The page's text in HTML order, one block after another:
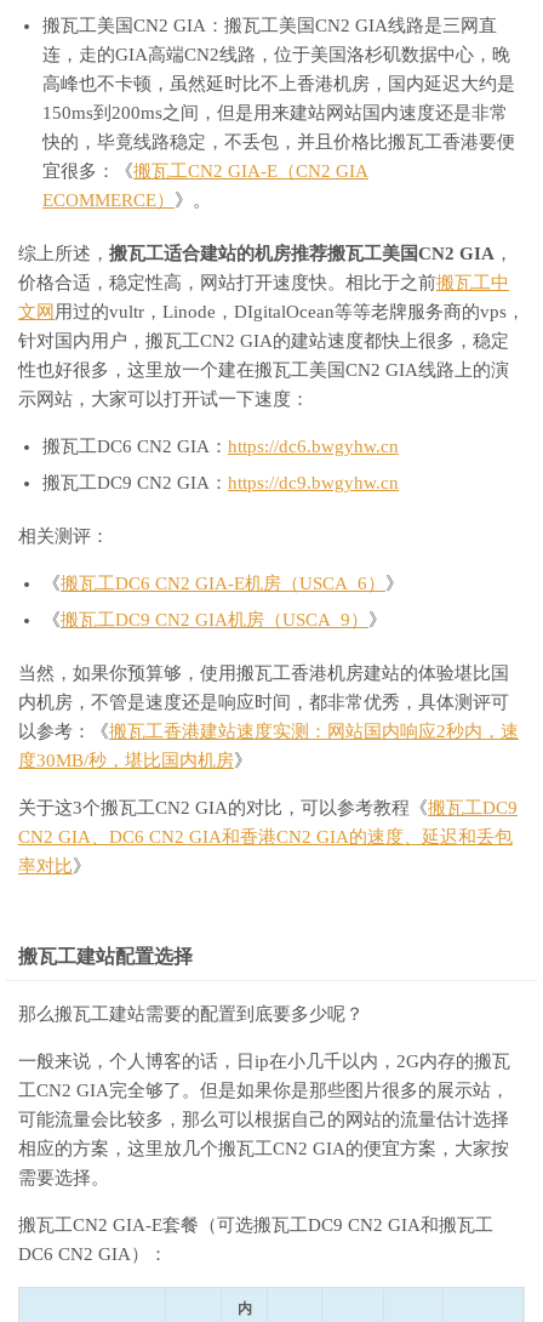
搬瓦工美国CN2 GIA：搬瓦工美国CN2 GIA线路是三网直
连，走的GIA高端CN2线路，位于美国洛杉矶数据中心，晚
高峰也不卡顿，虽然延时比不上香港机房，国内延迟大约是
150ms到200ms之间，但是用来建站网站国内速度还是非常
快的，毕竟线路稳定，不丢包，并且价格比搬瓦工香港要便
宜很多：《搬瓦工CN2 GIA-E（CN2 GIA
ECOMMERCE） 》。
综上所述， 搬瓦工适合建站的机房推荐搬瓦工美国CN2 GIA ，
价格合适，稳定性高，网站打开速度快。相比于之前搬瓦工中
文网 用过的vultr，Linode，DIgitalOcean等等老牌服务商的vps，
针对国内用户，搬瓦工CN2 GIA的建站速度都快上很多，稳定
性也好很多，这里放一个建在搬瓦工美国CN2 GIA线路上的演
示网站，大家可以打开试一下速度：
搬瓦工DC6 CN2 GIA： https://dc6.bwgyhw.cn
搬瓦工DC9 CN2 GIA： https://dc9.bwgyhw.cn
相关测评：
《搬瓦工DC6 CN2 GIA-E机房（USCA_6） 》
《搬瓦工DC9 CN2 GIA机房（USCA_9） 》
当然，如果你预算够，使用搬瓦工香港机房建站的体验堪比国
内机房，不管是速度还是响应时间，都非常优秀，具体测评可
以参考：《搬瓦工香港建站速度实测：网站国内响应2秒内，速
度30MB/秒，堪比国内机房》
关于这3个搬瓦工CN2 GIA的对比，可以参考教程《搬瓦工DC9
CN2 GIA、DC6 CN2 GIA和香港CN2 GIA的速度、延迟和丢包
率对比》
搬瓦工建站配置选择
那么搬瓦工建站需要的配置到底要多少呢？
一般来说，个人博客的话，日ip在小几千以内，2G内存的搬瓦
工CN2 GIA完全够了。但是如果你是那些图片很多的展示站，
可能流量会比较多，那么可以根据自己的网站的流量估计选择
相应的方案，这里放几个搬瓦工CN2 GIA的便宜方案，大家按
需要选择。
搬瓦工CN2 GIA-E套餐（可选搬瓦工DC9 CN2 GIA和搬瓦工
DC6 CN2 GIA）：
内